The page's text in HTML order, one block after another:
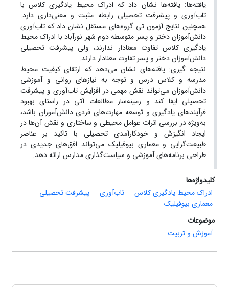
یافته‌ها: یافته‌ها نشان داد که ادراک محیط یادگیری کلاس با
تاب‌آوری و پیشرفت تحصیلی رابطه مثبت و معنی‌داری دارد.
همچنین نتایج آزمون تی گروه‌های مستقل نشان داد که تاب‌آوری
دانش‌آموزان دختر و پسر متوسطه دوم شهر نورآباد با ادراک محیط
یادگیری کلاس تفاوت معنا‌دار ندارند، ولی پیشرفت تحصیلی
دانش‌آموزان دختر و پسر تفاوت معنا‌دار دارند.
نتیجه گیری: یافته‌های نشان می‌دهد که ارتقای کیفیت محیط
مدرسه و کلاس درس و توجه به نیازهای روانی و آموزشی
دانش‌آموزان می‌تواند نقش مهمی در افزایش تاب‌آوری و پیشرفت
تحصیلی ایفا کند و زمینه‌ساز مطالعات آتی در راستای بهبود
فرآیندهای یادگیری و توسعه مهارت‌های فردی دانش‌آموزان باشد،
به‌ویژه در بررسی اثرات عوامل محیطی و ساختاری و نقش آن‌ها در
ایجاد انگیزش و خودکارآمدی تحصیلی با تاکید بر عناصر
طبیعت‌گرایی و معماری بیوفیلیک می‌تواند افق‌های جدیدی در
طراحی برنامه‌های آموزشی و سیاست‌گذاری مدارس ارائه دهد.
کلیدواژه‌ها
ادراک محیط یادگیری کلاس
تاب‌آوری
پیشرفت تحصیلی
معماری بیوفیلیک
موضوعات
آموزش و تربیت